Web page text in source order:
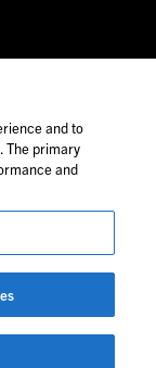
and to
The primary
and